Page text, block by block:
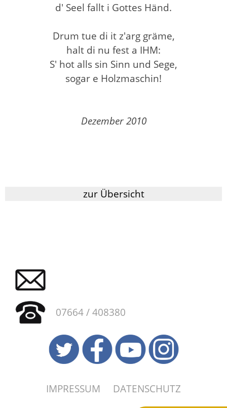
d' Seel fallt i Gottes Händ.
Drum tue di it z'arg gräme,
halt di nu fest a IHM:
S' hot alls sin Sinn und Sege,
sogar e Holzmaschin!
Dezember 2010
zur Übersicht
07664 / 408380
IMPRESSUM DATENSCHUTZ